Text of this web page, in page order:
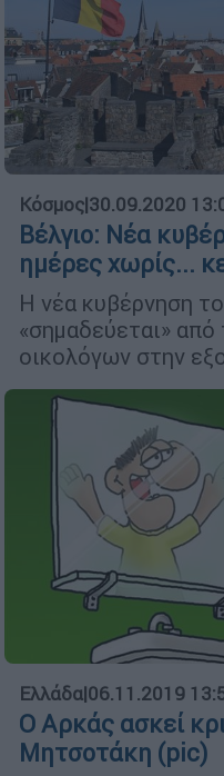
Κόσμος|30.09.2020
Βέλγιο: Νέα
ημέρες χωρίς...
Η νέα κυβέρνηση
«σημαδεύεται»
οικολόγων στην
Ελλάδα|06.11.2019
Ο Αρκάς ασκεί
Μητσοτάκη (pic)